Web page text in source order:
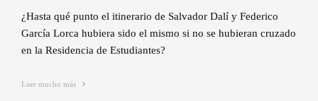
¿Hasta qué punto el itinerario de Salvador Dalí y Federico
García Lorca hubiera sido el mismo si no se hubieran cruzado
en la Residencia de Estudiantes?
Leer mucho más